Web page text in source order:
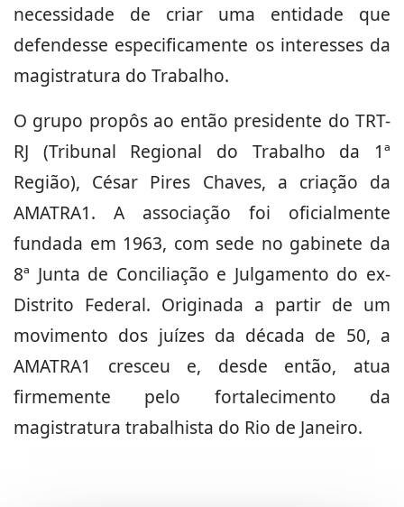
necessidade de criar uma entidade que
defendesse especificamente os interesses da
magistratura do Trabalho.
O grupo propôs ao então presidente do TRT-
RJ (Tribunal Regional do Trabalho da 1ª
Região), César Pires Chaves, a criação da
AMATRA1. A associação foi oficialmente
fundada em 1963, com sede no gabinete da
8ª Junta de Conciliação e Julgamento do ex-
Distrito Federal. Originada a partir de um
movimento dos juízes da década de 50, a
AMATRA1 cresceu e, desde então, atua
firmemente pelo fortalecimento da
magistratura trabalhista do Rio de Janeiro.